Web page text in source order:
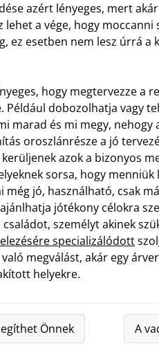
azért lényeges, mert
a vége, hogy
ez esetben nem lesz úrrá a
hogy megtervezze a
Például dobozolhatja vagy
marad és mi megy,
oroszlánrésze a jó
azok a bizonyos
sorsa, hogy menniük
még jó, használható, csak
jótékony célokra
személyt akinek
specializálódott
megválást, akár egy
helyekre.
Önnek A